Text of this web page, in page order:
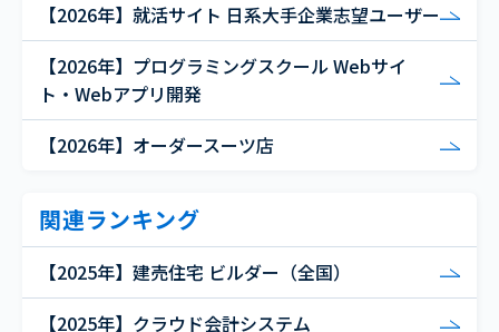
【2026年】就活サイト 日系大手企業志望ユーザー
【2026年】プログラミングスクール Webサイ
ト・Webアプリ開発
【2026年】オーダースーツ店
関連ランキング
【2025年】建売住宅 ビルダー（全国）
【2025年】クラウド会計システム